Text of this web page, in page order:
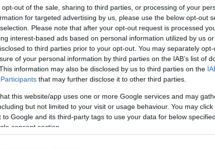
opt-out of the sale, sharing to third parties, or processing of your
for targeted advertising by us, please use the below opt-out
Please note that after your opt-out request is processed
interest-based ads based on personal information utilized by us
to third parties prior to your opt-out. You may separately
of your personal information by third parties on the IAB’s list of
information may also be disclosed by us to third parties on the
that may further disclose it to other third parties.
this website/app uses one or more Google services and may
but not limited to your visit or usage behaviour. You may
to Google and its third-party tags to use your data for below
consent section.
csillagos videóval!
Április vége kicsit sűrűre sikerült: nem
csak a mártások, hanem a csillagok
szempontjából is. Ezúttal igyekeztem
videón is összeszedni a
legfontosabbakat. 50. születésnapomon
a kezemben egy 50 éves nagyon
komoly bor.
2022. augusztus 07.írta:világevő